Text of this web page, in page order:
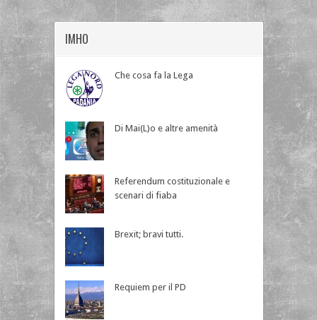
IMHO
Che cosa fa la Lega
Di Mai(L)o e altre amenità
Referendum costituzionale e
scenari di fiaba
Brexit; bravi tutti.
Requiem per il PD